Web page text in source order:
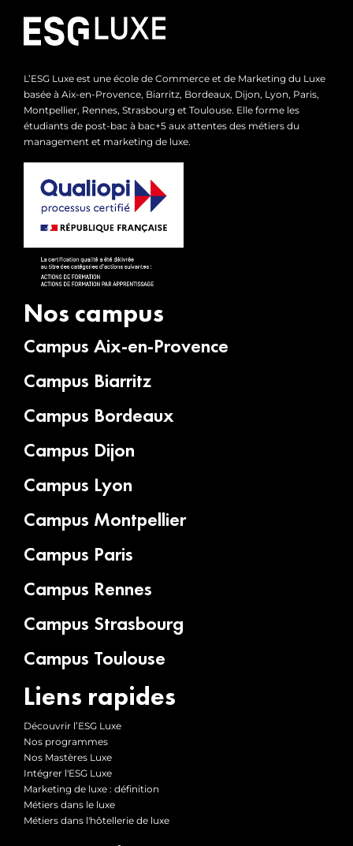
L’ESG Luxe est une école de Commerce et de Marketing du Luxe
basée à Aix-en-Provence, Biarritz, Bordeaux, Dijon, Lyon, Paris,
Montpellier, Rennes, Strasbourg et Toulouse. Elle forme les
étudiants de post-bac à bac+5 aux attentes des métiers du
management et marketing de luxe.
Nos campus
Campus Aix-en-Provence
Campus Biarritz
Campus Bordeaux
Campus Dijon
Campus Lyon
Campus Montpellier
Campus Paris
Campus Rennes
Campus Strasbourg
Campus Toulouse
Liens rapides
Découvrir l’ESG Luxe
Nos programmes
Nos Mastères Luxe
Intégrer l'ESG Luxe
Marketing de luxe : définition
Métiers dans le luxe
Métiers dans l'hôtellerie de luxe